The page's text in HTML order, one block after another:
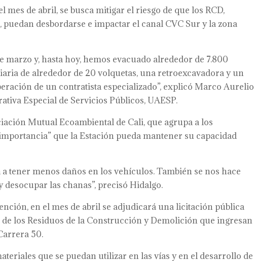
mes de abril, se busca mitigar el riesgo de que los RCD,
desbordarse e impactar el canal CVC Sur y la zona
marzo y, hasta hoy, hemos evacuado alrededor de 7.800
de alrededor de 20 volquetas, una retroexcavadora y un
de un contratista especializado”, explicó Marco Aurelio
Especial de Servicios Públicos, UAESP.
Mutual Ecoambiental de Cali, que agrupa a los
que la Estación pueda mantener su capacidad
tener menos daños en los vehículos. También se nos hace
las chanas”, precisó Hidalgo.
en el mes de abril se adjudicará una licitación pública
los Residuos de la Construcción y Demolición que ingresan
50.
que se puedan utilizar en las vías y en el desarrollo de